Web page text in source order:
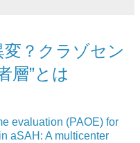
変？クラゾセン
層”とは
evaluation (PAOE) for
aSAH: A multicenter